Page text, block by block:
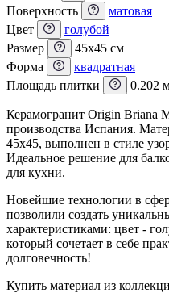
Поверхность
матовая
Цвет
голубой
Размер
45x45 см
Форма
квадратная
Площадь плитки
0.202
Керамогранит Origin Briana
производства Испания.
45x45, выполнен в стиле
Идеальное решение для
для кухни.
Новейшие технологии в
позволили создать
характеристиками: цвет -
который сочетает в себе
долговечность!
Купить материал из